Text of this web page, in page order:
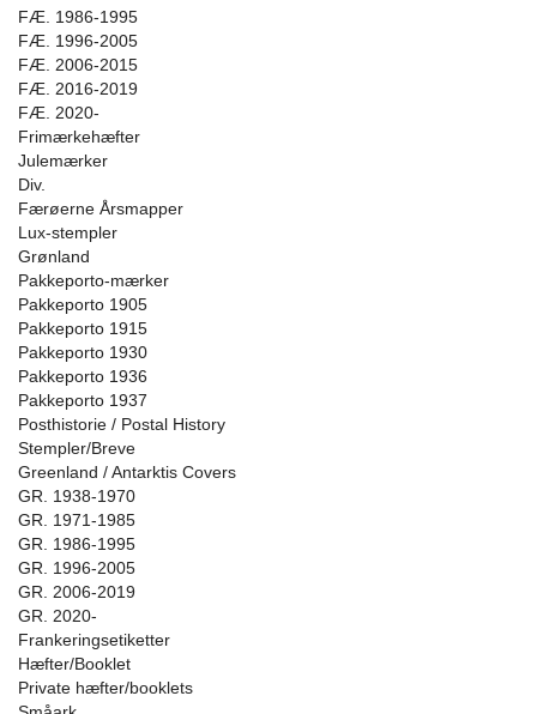
FÆ. 1986-1995
FÆ. 1996-2005
FÆ. 2006-2015
FÆ. 2016-2019
FÆ. 2020-
Frimærkehæfter
Julemærker
Div.
Færøerne Årsmapper
Lux-stempler
Grønland
Pakkeporto-mærker
Pakkeporto 1905
Pakkeporto 1915
Pakkeporto 1930
Pakkeporto 1936
Pakkeporto 1937
Posthistorie / Postal History
Stempler/Breve
Greenland / Antarktis Covers
GR. 1938-1970
GR. 1971-1985
GR. 1986-1995
GR. 1996-2005
GR. 2006-2019
GR. 2020-
Frankeringsetiketter
Hæfter/Booklet
Private hæfter/booklets